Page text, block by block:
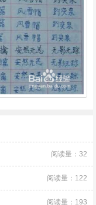
阅读量：32
阅读量：122
阅读量：193